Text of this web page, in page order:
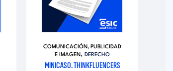
COMUNICACIÓN, PUBLICIDAD
E IMAGEN,DERECHO
MINICASO. THINKFLUENCERS